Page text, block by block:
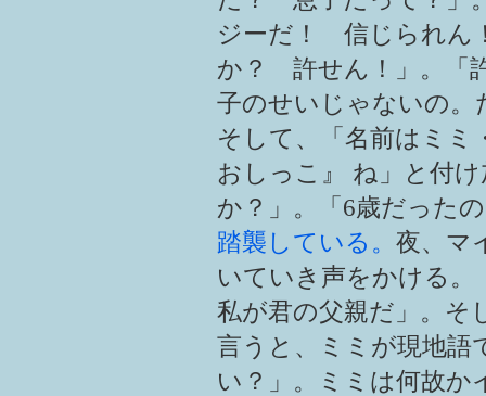
ジーだ！ 信じられん
か？ 許せん！」。「
子のせいじゃないの。
そして、「名前はミミ
おしっこ』 ね」と付
か？」。「6歳だった
踏襲している。 夜、マ
いていき声をかける
私が君の父親だ」。そ
言うと、ミミが現地語
い？」。ミミは何故か